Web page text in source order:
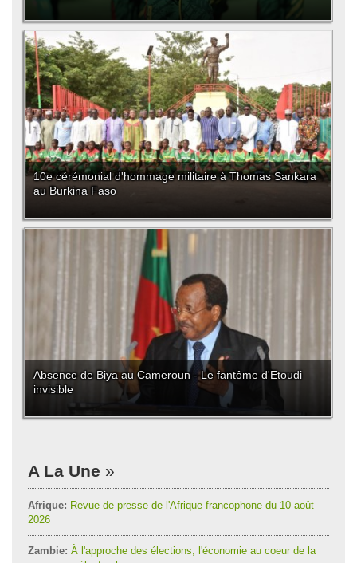
10e cérémonial d'hommage militaire à Thomas Sankara
au Burkina Faso
Absence de Biya au Cameroun - Le fantôme d'Etoudi
invisible
A La Une
Afrique: Revue de presse de l'Afrique francophone du 10 août
2026
Zambie: À l'approche des élections, l'économie au coeur de la